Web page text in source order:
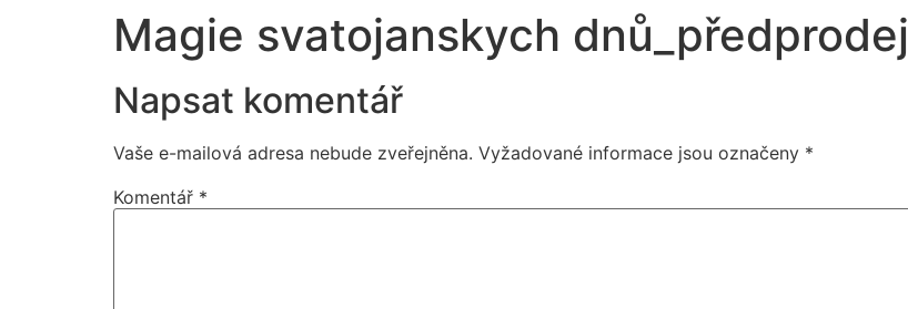
Magie svatojanskych dnů_předprodej
Napsat komentář
Vaše e-mailová adresa nebude zveřejněna. Vyžadované informace jsou označeny *
Komentář *